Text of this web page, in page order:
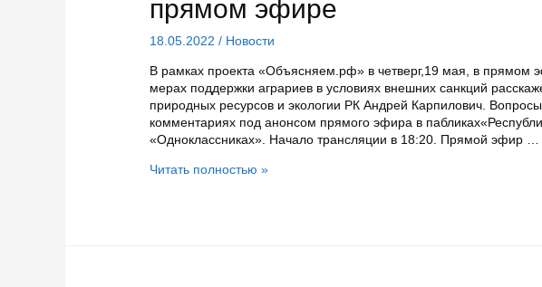
прямом эфире
18.05.2022 / Новости
В рамках проекта «Объясняем.рф» в четверг,19 мая, в прямом
мерах поддержки аграриев в условиях внешних санкций
природных ресурсов и экологии РК Андрей Карпилович.
комментариях под анонсом прямого эфира в
«Одноклассниках». Начало трансляции в 18:20. Прямой эфир …
Министр
Читать полностью »